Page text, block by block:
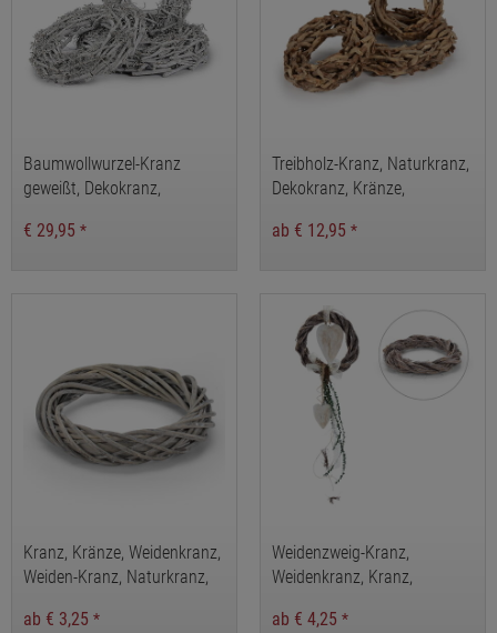
Baumwollwurzel-Kranz
geweißt, Dekokranz,
€ 29,95 *
Treibholz-Kranz, Naturkranz,
Dekokranz, Kränze,
Tischdekoration,Türkranz,
ab € 12,95 *
Kranz, Kränze, Weidenkranz,
Weiden-Kranz, Naturkranz,
ab € 3,25 *
Weidenzweig-Kranz,
Weidenkranz, Kranz,
Rustikaler Kranz
ab € 4,25 *